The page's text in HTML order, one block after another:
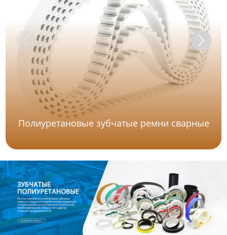
Полиуретановые зубчатые ремни сварные